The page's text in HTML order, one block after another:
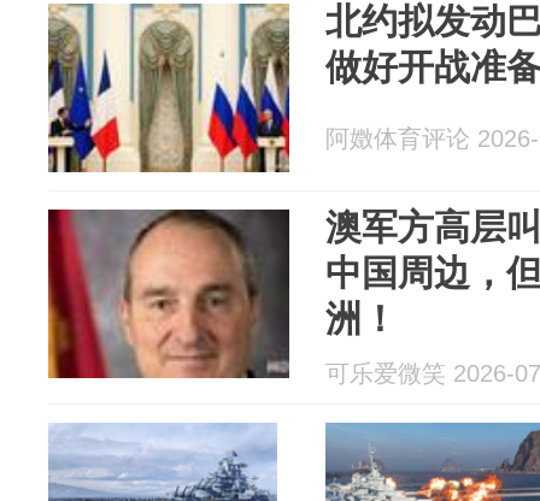
北约拟发动
做好开战准
阿嬍体育评论
澳军方高层
中国周边，
洲！
可乐爱微笑 2026-